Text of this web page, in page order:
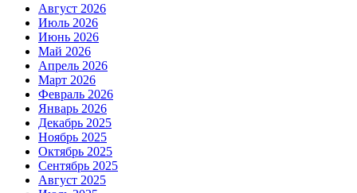
Август 2026
Июль 2026
Июнь 2026
Май 2026
Апрель 2026
Март 2026
Февраль 2026
Январь 2026
Декабрь 2025
Ноябрь 2025
Октябрь 2025
Сентябрь 2025
Август 2025